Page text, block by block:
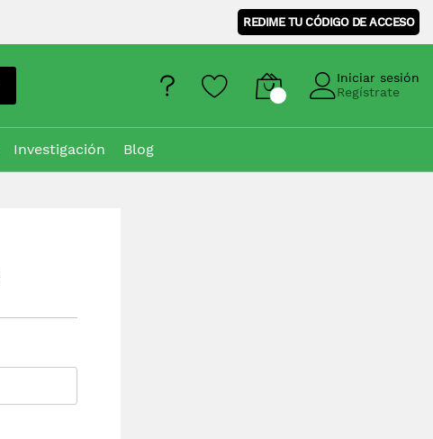
REDIME TU CÓDIGO DE ACCESO
Iniciar sesión
Regístrate
Investigación
Blog